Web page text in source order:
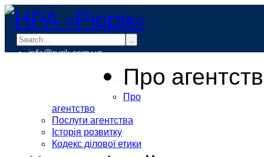
.
info@rurik.com.ua
Про
Про
агентство
Послуги агентства
Історія розвитку
Кодекс ділової етики